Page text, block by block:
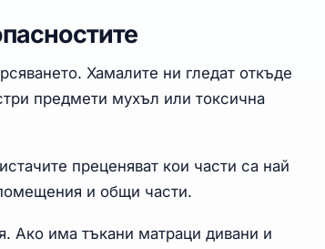
Хамалите ни гледат откъде
предмети мухъл или токсична
преценяват кои части са най
и общи части.
Ако има тъкани матраци дивани и